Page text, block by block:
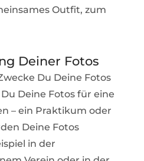
Outfit, zum
Deiner Fotos
Du Deine Fotos
Deine Fotos für eine
– ein Praktikum oder
Deine Fotos
in der